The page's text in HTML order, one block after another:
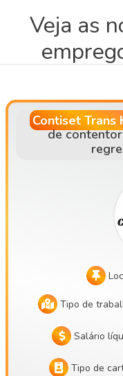
Veja as
Contiset Trans
de
Tipo de
Salário
Tipo de